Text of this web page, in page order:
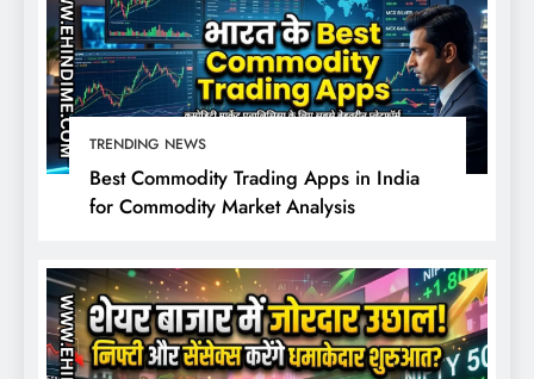
TRENDING NEWS
Best Commodity Trading Apps in India
for Commodity Market Analysis